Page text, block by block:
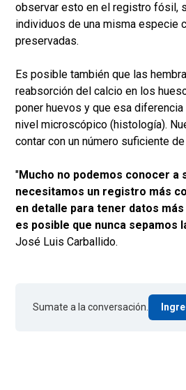
observar esto en el registro fósil,
individuos de una misma especie
preservadas.
Es posible también que las
reabsorción del calcio en los
poner huevos y que esa
nivel microscópico (histología).
contar con un número suficiente
"Mucho no podemos conocer a
necesitamos un registro más
en detalle para tener datos
es posible que nunca sepamos
José Luis Carballido.
Sumate a la conversación.